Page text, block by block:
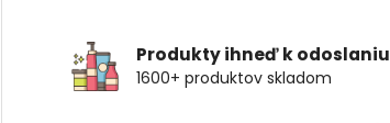
Produkty ihneď k odoslaniu
1600+ produktov skladom